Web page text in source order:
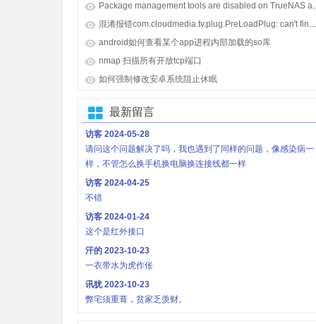
Package
混淆报错com.cloudmedia.tv.plug.PreLoadPlug: can't find
android如何查看某个app进程内部加载的so库
nmap 扫描所有开放tcp端口
如何强制修改安卓系统阻止休眠
最新留言
访客2024-05-28
请问这个问题解决了吗，我也遇到了同样的问题，像感染病一
样，不管怎么换手机换电脑换连接线都一样
访客2024-04-25
不错
访客2024-01-24
这个是红外接口
汗的2023-10-23
一衣带水为虎作伥
讯犹2023-10-23
弊宅须重葺，贫家乏羡财。